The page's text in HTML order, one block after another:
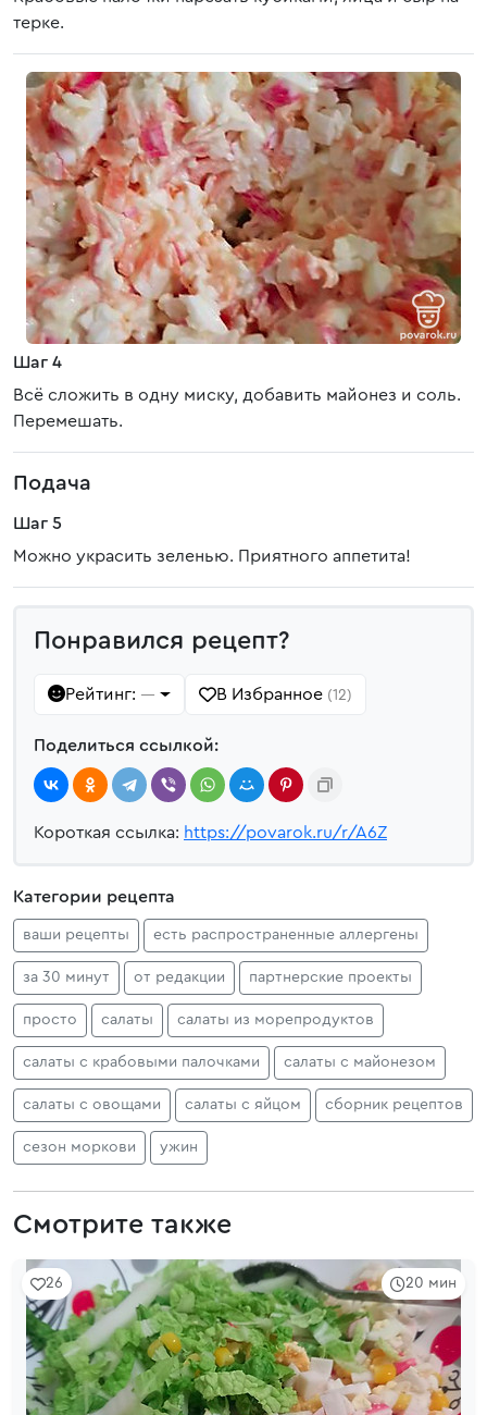
терке.
Шаг 4
Всё сложить в одну миску, добавить майонез и соль.
Перемешать.
Подача
Шаг 5
Можно украсить зеленью. Приятного аппетита!
Понравился рецепт?
Рейтинг: — В Избранное (12)
Поделиться ссылкой:
Короткая ссылка: https://povarok.ru/r/A6Z
Категории рецепта
ваши рецепты есть распространенные аллергены
за 30 минут от редакции партнерские проекты
просто салаты салаты из морепродуктов
салаты с крабовыми палочками салаты с майонезом
салаты с овощами салаты с яйцом сборник рецептов
сезон моркови ужин
Смотрите также
20 мин
26